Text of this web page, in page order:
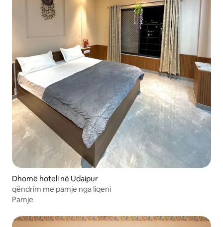
Dhomë hoteli në Udaipur
qëndrim me pamje nga liqeni
Pamje